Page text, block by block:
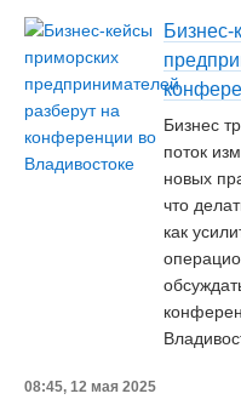
Бизнес-
Бизнес
поток
новых
что
как
08:45, 12 мая 2025